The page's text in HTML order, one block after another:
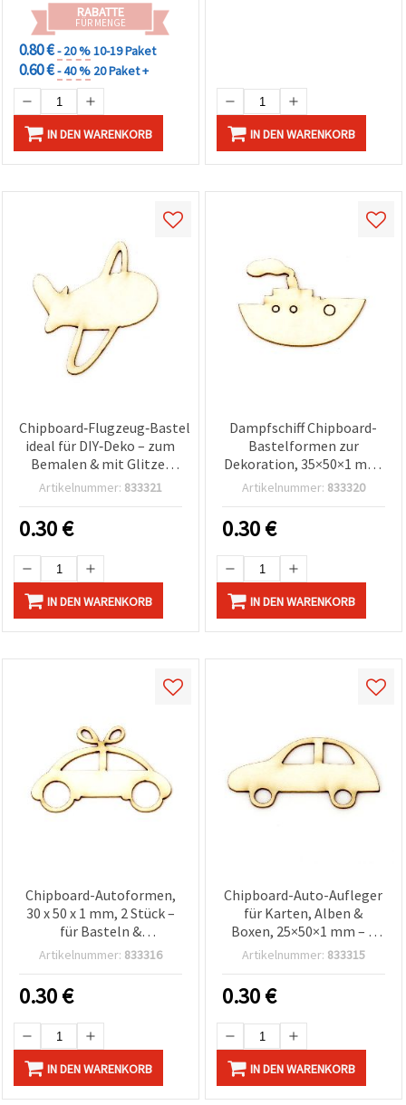
RABATTE
FÜR MENGE
0.80 €- 20 %10-19 Paket
0.60 €- 40 % 20 Paket +
IN DEN WARENKORB IN DEN WARENKORB
Chipboard‑Flugzeug‑Bastelteil,
ideal für DIY‑Deko – zum
Bemalen & mit Glitzer
verzierbar, 55×50×1 mm, 2
Artikelnummer: 833321
0.30€
IN DEN WARENKORB
Dampfschiff Chipboard-
Bastelformen zur
Dekoration, 35×50×1 mm,
2 Stück
Artikelnummer: 833320
0.30€
IN DEN WARENKORB
Chipboard-Autoformen,
30 x 50 x 1 mm, 2 Stück –
für Basteln &
Scrapbooking
Artikelnummer: 833316
0.30€
IN DEN WARENKORB
Chipboard-Auto-Aufleger
für Karten, Alben &
Boxen, 25×50×1 mm – 2
Stück
Artikelnummer: 833315
0.30€
IN DEN WARENKORB